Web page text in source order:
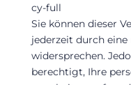
cy-full
Sie können dieser
jederzeit durch
widersprechen.
berechtigt, Ihre